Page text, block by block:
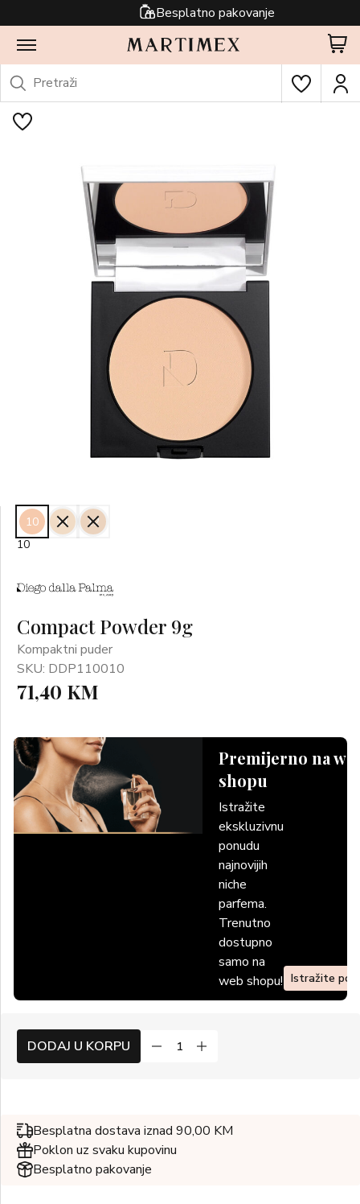
Besplatno pakovanje
Compact Powder 9g
Kompaktni puder
SKU: DDP110010
71,40 KM
Premijerno na
shopu
Istražite
ekskluzivnu
ponudu
najnovijih
niche
parfema.
Trenutno
dostupno
samo na
web shopu! Istražite
10 11
12
10
DODAJ U KORPU
Besplatna dostava iznad 90,00 KM
Poklon uz svaku kupovinu
Besplatno pakovanje